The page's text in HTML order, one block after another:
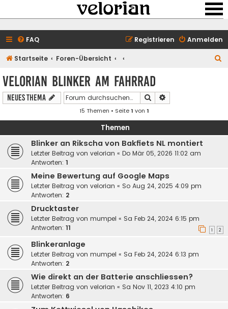
FAQ Anmelden
Registrieren
Startseite Foren-Übersicht
velorian Blinker am Fahrrad
Neues Thema Suche
15 Themen • Seite1 von 1
Themen
Blinker an Rikscha von Bakfiets NL montiert
Letzter Beitrag von velorian « Do Mär 05, 2026 11:02 am
Antworten: 1
Meine Bewertung auf Google Maps
Letzter Beitrag von velorian « So Aug 24, 2025 4:09 pm
Antworten: 2
Drucktaster
Letzter Beitrag von mumpel « Sa Feb 24, 2024 6:15 pm
Antworten: 11 1 2
Blinkeranlage
Letzter Beitrag von mumpel « Sa Feb 24, 2024 6:13 pm
Antworten: 2
Wie direkt an der Batterie anschliessen?
Letzter Beitrag von velorian « Sa Nov 11, 2023 4:10 pm
Antworten: 6